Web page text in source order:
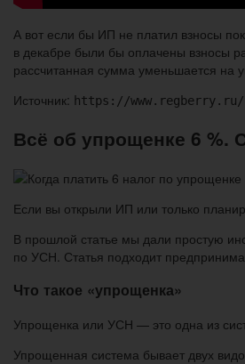
А вот если бы ИП не платил взносы
в декабре были бы оплачены взносы
рассчитанная сумма уменьшается на
Источник: https://
Всё об упрощенке 6 %.
Если вы открыли ИП или только
В прошлой статье мы дали простую
по УСН. Статья подходит
Что такое «упрощенка»
Упрощенка или УСН — это одна из
Упрощенная система бывает двух